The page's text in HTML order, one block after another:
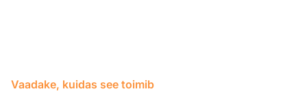
Vaadake, kuidas see toimib